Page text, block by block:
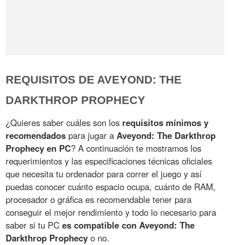
REQUISITOS DE AVEYOND: THE
DARKTHROP PROPHECY
¿Quieres saber cuáles son los requisitos mínimos y
recomendados para jugar aAveyond: The Darkthrop
Prophecy en PC? A continuación te mostramos los
requerimientos y las especificaciones técnicas oficiales
que necesita tu ordenador para correr el juego y así
puedas conocer cuánto espacio ocupa, cuánto de RAM,
procesador o gráfica es recomendable tener para
conseguir el mejor rendimiento y todo lo necesario para
saber si tu PCes compatible con Aveyond: The
Darkthrop Prophecy o no.